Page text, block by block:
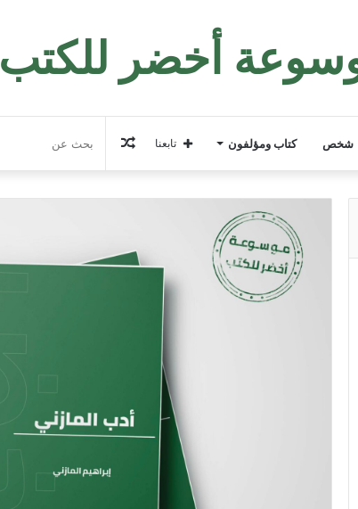
أخضر للكتب
شخص كتاب ومؤلفون مقال
عشوائي
تابعنا